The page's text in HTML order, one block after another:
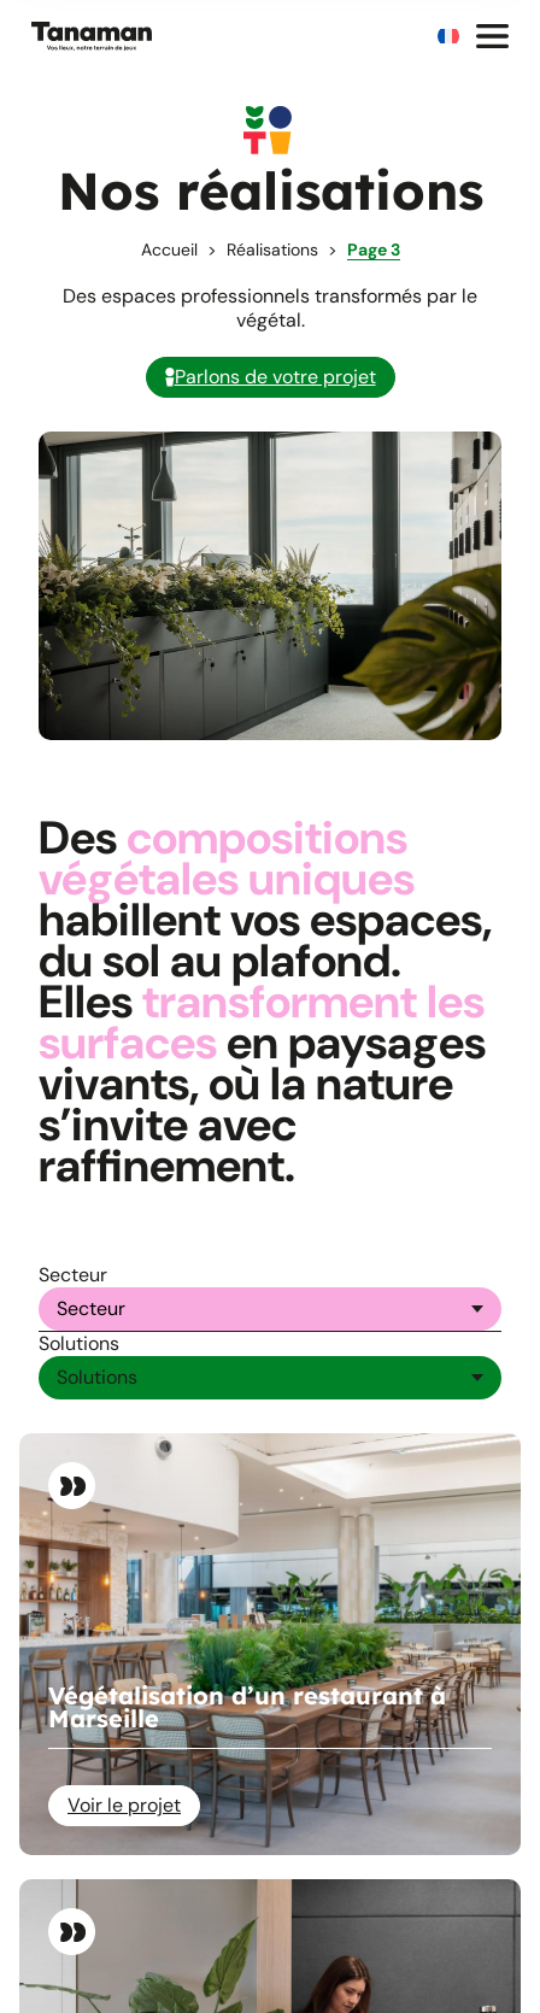
contenu
Nos réalisations
Accueil Réalisations Page 3
Des espaces professionnels transformés par le
végétal.
Parlons de votre projet
Descompositions
végétales uniques
habillent vos espaces,
du sol au plafond.
Ellestransforment les
surfacesen paysages
vivants, où la nature
s’invite avec
raffinement.
Secteur
Solutions
Végétalisation d’un restaurant à
Marseille
Voir le projet